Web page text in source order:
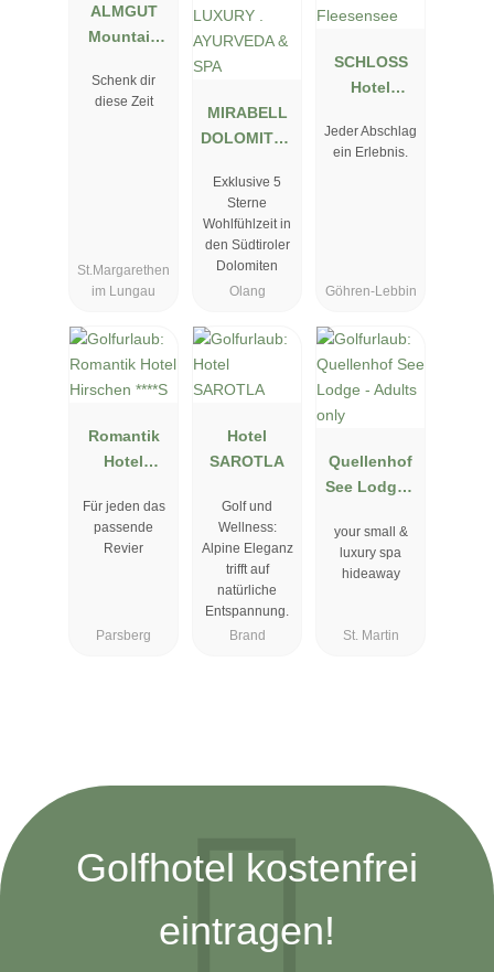
ALMGUT
Mountain
Hotel
Schenk dir
diese Zeit
St.Margarethen
im Lungau
MIRABELL
DOLOMITES
LUXURY .
& SPA
Exklusive 5
Sterne
Wohlfühlzeit in
den Südtiroler
Dolomiten
Olang
SCHLOSS
Hotel
Jeder Abschlag
ein Erlebnis.
Göhren-Lebbin
Romantik
Hotel
****S
Für jeden das
passende
Revier
Parsberg
Hotel
SAROTLA
Golf und
Wellness:
Alpine Eleganz
trifft auf
natürliche
Entspannung.
Brand
Quellenhof
See Lodge -
your small &
luxury spa
hideaway
St. Martin
Golfhotel kostenfrei
eintragen!